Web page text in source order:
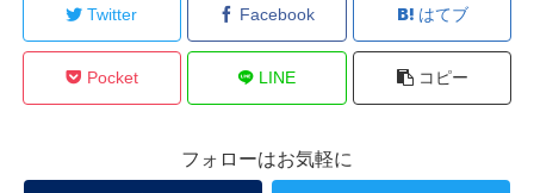
Twitter Facebook はてブ
Pocket LINE コピー
フォローはお気軽に